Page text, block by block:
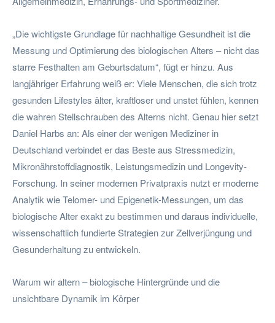
„Die wichtigste Grundlage für nachhaltige Gesundheit ist die
Messung und Optimierung des biologischen Alters – nicht das
starre Festhalten am Geburtsdatum“, fügt er hinzu. Aus
langjähriger Erfahrung weiß er: Viele Menschen, die sich trotz
gesunden Lifestyles älter, kraftloser und unstet fühlen, kennen
die wahren Stellschrauben des Alterns nicht. Genau hier setzt
Daniel Harbs an: Als einer der wenigen Mediziner in
Deutschland verbindet er das Beste aus Stressmedizin,
Mikronährstoffdiagnostik, Leistungsmedizin und Longevity-
Forschung. In seiner modernen Privatpraxis nutzt er moderne
Analytik wie Telomer- und Epigenetik-Messungen, um das
biologische Alter exakt zu bestimmen und daraus individuelle,
wissenschaftlich fundierte Strategien zur Zellverjüngung und
Gesunderhaltung zu entwickeln.
Warum wir altern – biologische Hintergründe und die
unsichtbare Dynamik im Körper